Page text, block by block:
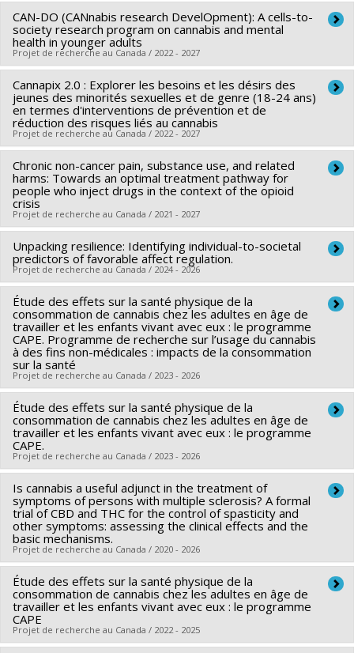
Sources de financement :
IRSC/Instituts de recherche en
santé du Canada
Programmes de subvention :PVXX5647-(MOP) Subvention
de fonctionnement incluant les subventions de
fonctionnement programmatiques (général)
Chercheur principal : Jennifer O'Loughlin,Marie-Pierre
Sylvestre
Sources de financement :IRSC/Instituts de recherche en
Programmes de subvention :
Co-chercheurs: I Doré, JS Fallu, O Ferlatte, C Huynh, K
Maximova, C Sabiston, L Struik
CAN-DO (CANnabis research DevelOpment): A cells-to-
society research program on cannabis and mental
health in younger adults
Projet de recherche au Canada / 2022 - 2027
Sources de financement :IRSC/Instituts de recherche en
santé du Canada
Programmes de subvention :
En collaboration avec O’Loughlin J, Doré I, Maximova, K, Fallu
J, Sabiston C, Ferlatte O, Struik L, Huynk C.
Cannapix 2.0 : Explorer les besoins et les désirs des
jeunes des minorités sexuelles et de genre (18-24 ans)
en termes d'interventions de prévention et de
réduction des risques liés au cannabis
Projet de recherche au Canada / 2022 - 2027
Chercheur principal : Olivier Ferlatte
Co-chercheurs : Katherine Frohlich,Marie-Pierre Sylvestre
Jorge Florès-Aranda
Goyette
Sources de financement :FRQSC/Fonds de recherche du
Québec - Société et culture (FQRSC)
Programmes de subvention :PVXXXXXX-(AC) Actions
concertées - générique
Chronic non-cancer pain, substance use, and related
harms: Towards an optimal treatment pathway for
people who inject drugs in the context of the opioid
crisis
Projet de recherche au Canada / 2021 - 2027
Chercheur principal : Julie Bruneau
Co-chercheurs : Manon Choinière,Didier Jutras-Aswad
Valérie Martel-Laferrière,Marie-Pierre Sylvestre,Gabrielle
Pagé,Sarah Larney
Sources de financement :IRSC/Instituts de recherche en
santé du Canada
Programmes de subvention :
Projet
Unpacking resilience: Identifying individual-to-societal
predictors of favorable affect regulation.
Projet de recherche au Canada / 2024 - 2026
Collaborators: Briana Mezuk, Roman Pabayo; Consultants:
Ariel Beccia, Scott Smith
Financement: SSHRC
Étude des effets sur la santé physique de la
consommation de cannabis chez les adultes en âge de
travailler et les enfants vivant avec eux : le programme
CAPE. Programme de recherche sur l’usage du cannabis
à des fins non-médicales : impacts de la consommation
sur la santé
Projet de recherche au Canada / 2023 - 2026
Chercheur principal : Marie-Pierre Sylvestre
Co-chercheurs : Jennifer O'Loughlin
Sources de financement :
Québec - Santé (FRSQ)
Programmes de subvention :
Co-chercheurs: N Chadi, I Doré, E Constantin, G Paradis, J
Engert, O Drouin, JS Fallu, C Huynh, JL O'Loughlin
Étude des effets sur la santé physique de la
consommation de cannabis chez les adultes en âge de
travailler et les enfants vivant avec eux : le programme
CAPE.
Projet de recherche au Canada / 2023 - 2026
Chercheur principal : Marie-Pierre Sylvestre
Sources de financement :FRQS/Fonds de recherche du
Québec - Santé (FRSQ)
Programmes de subvention :
En collaboration avec Chadi N, Doré I, Constantin E, Paradis
G, Engert J, Drouin O, Fallu JS, Huynh C, O'Loughlin J.
Is cannabis a useful adjunct in the treatment of
symptoms of persons with multiple sclerosis? A formal
trial of CBD and THC for the control of spasticity and
other symptoms: assessing the clinical effects and the
basic mechanisms.
Projet de recherche au Canada / 2020 - 2026
Chercheur principal : Pierre Duquette
Co-chercheurs : Marie-Pascale Pomey,Didier Jutras-Aswad
,Nathalie Arbour
Catherine Larochelle,Isabelle Rouleau
Étude des effets sur la santé physique de la
consommation de cannabis chez les adultes en âge de
travailler et les enfants vivant avec eux : le programme
CAPE
Projet de recherche au Canada / 2022 - 2025